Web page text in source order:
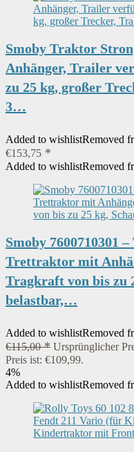
Smoby Traktor
Anhänger, Trailer
zu 25 kg, großer
3…
Added to wishlistRemoved
€153,75
Added to wishlistRemoved
Smoby 7600710301
Trettraktor mit
Tragkraft von bis zu
belastbar,…
Added to wishlistRemoved
€115,00 Ursprünglicher
Preis ist: €109,99.
4%
Added to wishlistRemoved